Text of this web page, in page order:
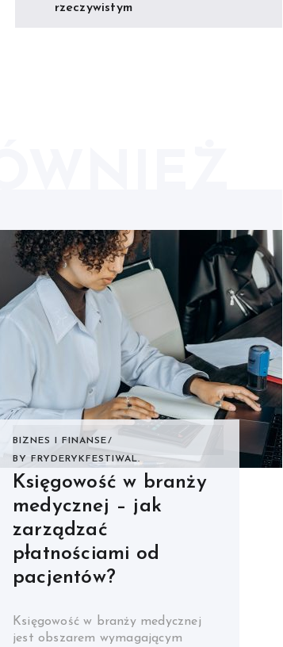
rzeczywistym
BIZNES I FINANSE
BY
FRYDERYKFESTIWAL.
Księgowość w branży
medycznej – jak
zarządzać
płatnościami od
pacjentów?
Księgowość w branży medycznej
jest obszarem wymagającym